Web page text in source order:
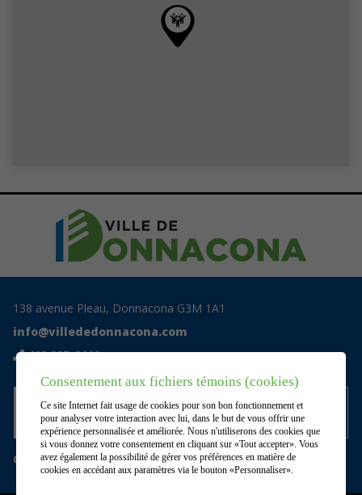
Consentement aux fichiers témoins (cookies)
Ce site Internet fait usage de cookies pour son bon fonctionnement et
pour analyser votre interaction avec lui, dans le but de vous offrir une
expérience personnalisée et améliorée. Nous n'utiliserons des cookies que
si vous donnez votre consentement en cliquant sur «Tout accepter». Vous
avez également la possibilité de gérer vos préférences en matière de
cookies en accédant aux paramètres via le bouton «Personnaliser».
138 avenue Pleau, Donnacona G3M 1A1
info@villededonnacona.com
418 285-0110
Accédez au centre documentaire
privé
Gérer mes témoins (cookies)